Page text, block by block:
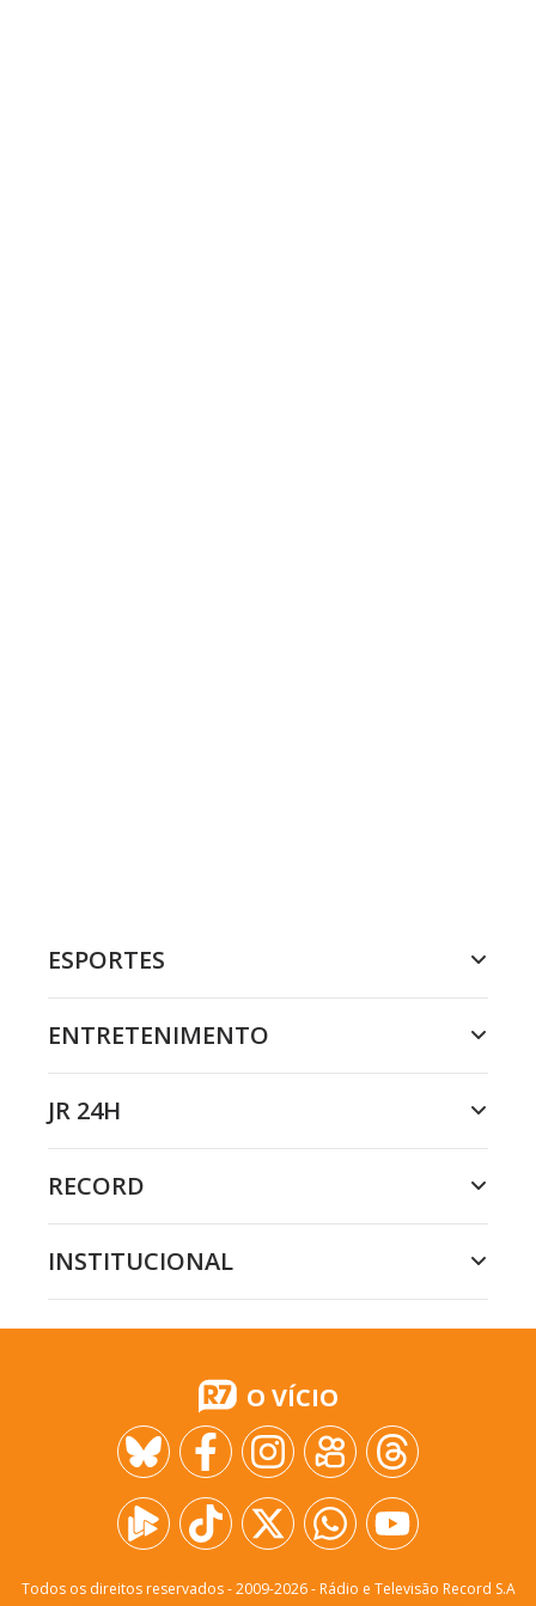
ESPORTES
ENTRETENIMENTO
JR 24H
RECORD
INSTITUCIONAL
O VÍCIO
Todos os direitos reservados - 2009-2026- Rádio e Televisão Record S.A